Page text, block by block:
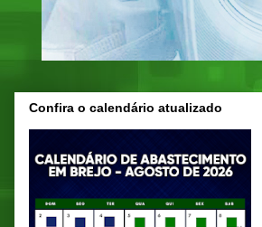
Confira o calendário atualizado